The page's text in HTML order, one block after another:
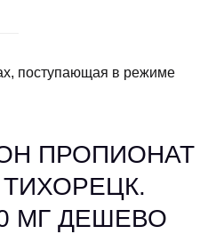
поступающая в режиме
ПРОПИОНАТ
МГ ДЕШЕВО